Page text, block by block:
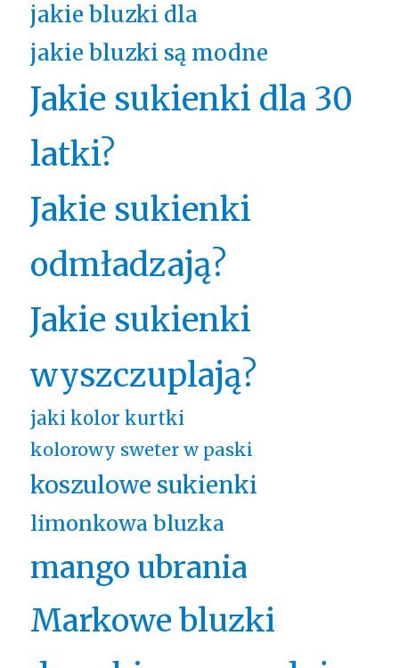
jakie bluzki dla
jakie bluzki są modne
Jakie sukienki dla 30
latki?
Jakie sukienki
odmładzają?
Jakie sukienki
wyszczuplają?
jaki kolor kurtki
kolorowy sweter w paski
koszulowe sukienki
limonkowa bluzka
mango ubrania
Markowe bluzki